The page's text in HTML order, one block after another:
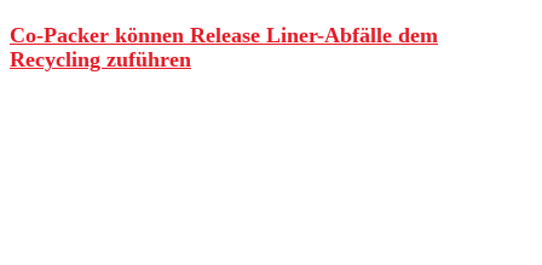
Co-Packer können Release Liner-Abfälle dem
Recycling zuführen